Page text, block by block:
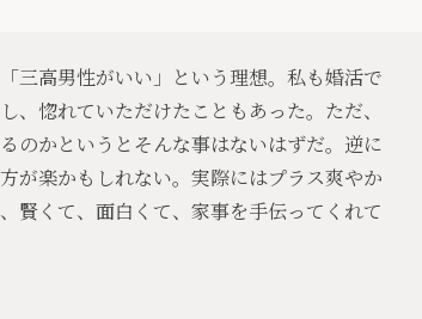
三高男性がいい」という理想。私も婚活で
惚れていただけたこともあった。ただ、
のかというとそんな事はないはずだ。逆に
が楽かもしれない。実際にはプラス爽やか
賢くて、面白くて、家事を手伝ってくれて